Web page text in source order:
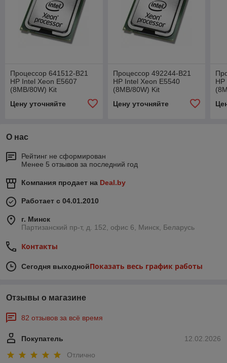
Процессор 641512-B21
HP Intel Xeon E5607
(8MB/80W) Kit
Цену уточняйте
Процессор 492244-B21
HP Intel Xeon E5540
(8MB/80W) Kit
Цену уточняйте
О нас
Рейтинг не сформирован
Менее 5 отзывов за последний год
Компания продает на Deal.by
Работает с 04.01.2010
г. Минск
Партизанский пр-т, д. 152, офис 6, Минск, Беларусь
Контакты
Сегодня выходнойПоказать весь график работы
Отзывы о магазине
82 отзывов за всё время
12.02.2026
Покупатель
Отлично